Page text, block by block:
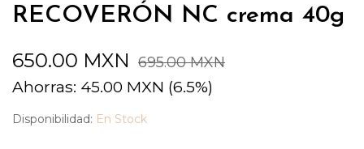
RECOVERÓN NC crema 40g
695.00MXN
650.00 MXN
Ahorras: 45.00 MXN (6.5%)
Disponibilidad: En Stock